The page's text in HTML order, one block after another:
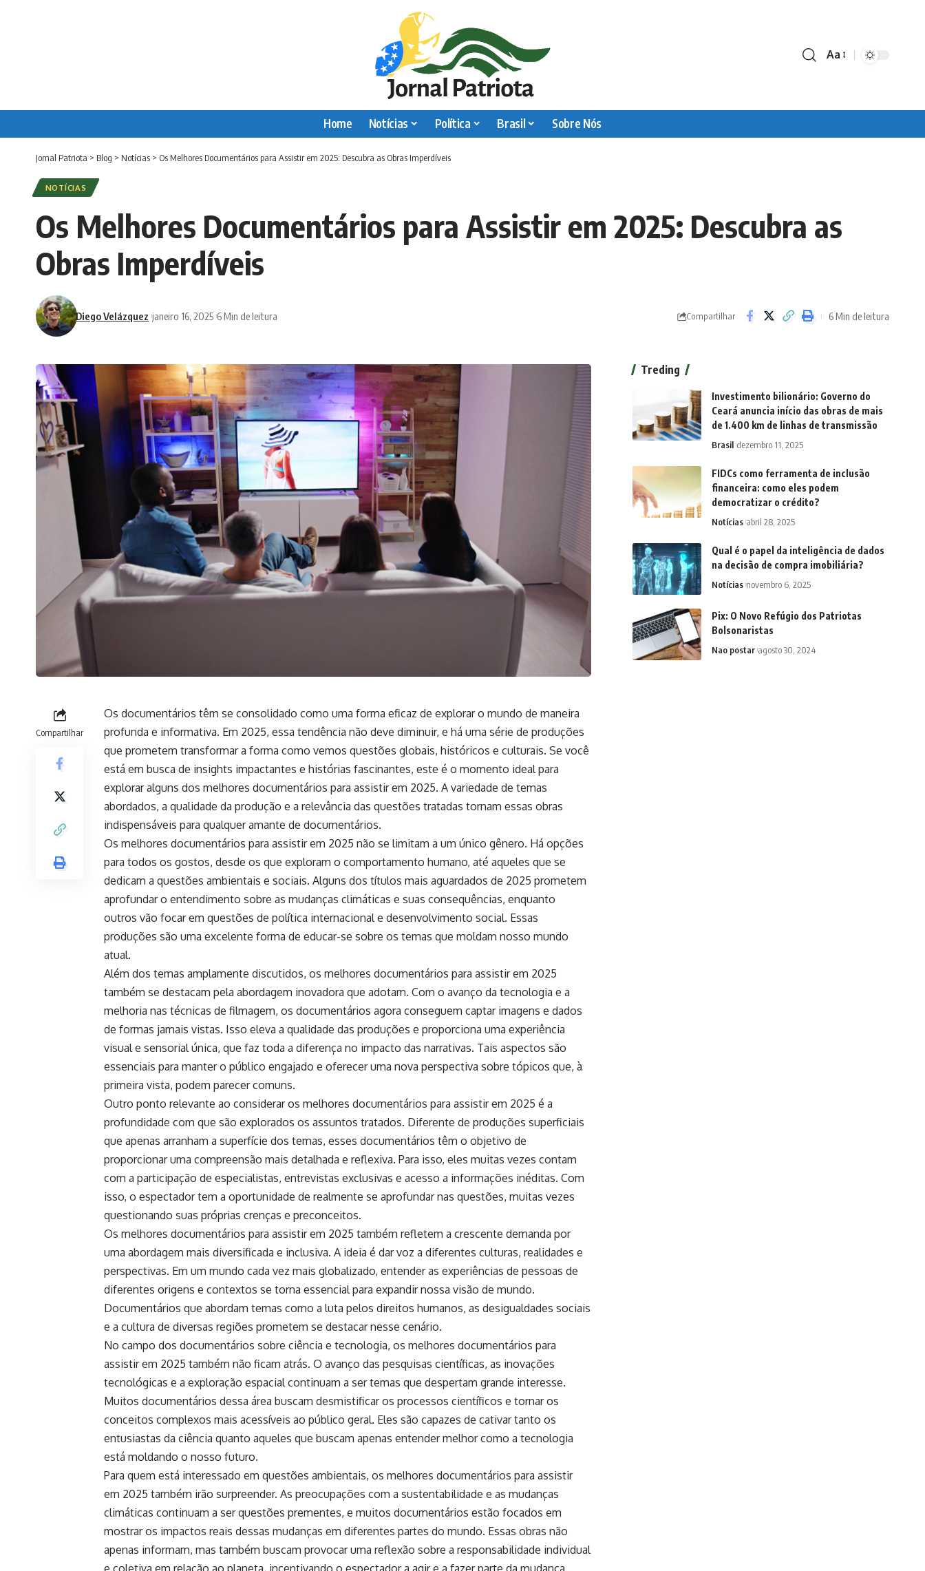
Font
Aa
Home Notícias Política Brasil Sobre Nós
Jornal Patriota > Blog > Notícias > Os Melhores Documentários para Assistir em 2025: Descubra as Obras Imperdíveis
NOTÍCIAS
Os Melhores Documentários para Assistir em 2025: Descubra as
Obras Imperdíveis
Diego Velázquez janeiro 16, 2025 6 Min de leitura Compartilhar 6 Min de leitura
Compartilhar
Os documentários têm se consolidado como uma forma eficaz de explorar o mundo de maneira
profunda e informativa. Em 2025, essa tendência não deve diminuir, e há uma série de produções
que prometem transformar a forma como vemos questões globais, históricos e culturais. Se você
está em busca de insights impactantes e histórias fascinantes, este é o momento ideal para
explorar alguns dos melhores documentários para assistir em 2025. A variedade de temas
abordados, a qualidade da produção e a relevância das questões tratadas tornam essas obras
indispensáveis para qualquer amante de documentários.
Os melhores documentários para assistir em 2025 não se limitam a um único gênero. Há opções
para todos os gostos, desde os que exploram o comportamento humano, até aqueles que se
dedicam a questões ambientais e sociais. Alguns dos títulos mais aguardados de 2025 prometem
aprofundar o entendimento sobre as mudanças climáticas e suas consequências, enquanto
outros vão focar em questões de política internacional e desenvolvimento social. Essas
produções são uma excelente forma de educar-se sobre os temas que moldam nosso mundo
atual.
Além dos temas amplamente discutidos, os melhores documentários para assistir em 2025
também se destacam pela abordagem inovadora que adotam. Com o avanço da tecnologia e a
melhoria nas técnicas de filmagem, os documentários agora conseguem captar imagens e dados
de formas jamais vistas. Isso eleva a qualidade das produções e proporciona uma experiência
visual e sensorial única, que faz toda a diferença no impacto das narrativas. Tais aspectos são
essenciais para manter o público engajado e oferecer uma nova perspectiva sobre tópicos que, à
primeira vista, podem parecer comuns.
Outro ponto relevante ao considerar os melhores documentários para assistir em 2025 é a
profundidade com que são explorados os assuntos tratados. Diferente de produções superficiais
que apenas arranham a superfície dos temas, esses documentários têm o objetivo de
proporcionar uma compreensão mais detalhada e reflexiva. Para isso, eles muitas vezes contam
com a participação de especialistas, entrevistas exclusivas e acesso a informações inéditas. Com
isso, o espectador tem a oportunidade de realmente se aprofundar nas questões, muitas vezes
questionando suas próprias crenças e preconceitos.
Os melhores documentários para assistir em 2025 também refletem a crescente demanda por
uma abordagem mais diversificada e inclusiva. A ideia é dar voz a diferentes culturas, realidades e
perspectivas. Em um mundo cada vez mais globalizado, entender as experiências de pessoas de
diferentes origens e contextos se torna essencial para expandir nossa visão de mundo.
Documentários que abordam temas como a luta pelos direitos humanos, as desigualdades sociais
e a cultura de diversas regiões prometem se destacar nesse cenário.
No campo dos documentários sobre ciência e tecnologia, os melhores documentários para
assistir em 2025 também não ficam atrás. O avanço das pesquisas científicas, as inovações
tecnológicas e a exploração espacial continuam a ser temas que despertam grande interesse.
Muitos documentários dessa área buscam desmistificar os processos científicos e tornar os
conceitos complexos mais acessíveis ao público geral. Eles são capazes de cativar tanto os
entusiastas da ciência quanto aqueles que buscam apenas entender melhor como a tecnologia
está moldando o nosso futuro.
Para quem está interessado em questões ambientais, os melhores documentários para assistir
em 2025 também irão surpreender. As preocupações com a sustentabilidade e as mudanças
climáticas continuam a ser questões prementes, e muitos documentários estão focados em
mostrar os impactos reais dessas mudanças em diferentes partes do mundo. Essas obras não
apenas informam, mas também buscam provocar uma reflexão sobre a responsabilidade individual
e coletiva em relação ao planeta, incentivando o espectador a agir e a fazer parte da mudança.
Treding
Investimento bilionário: Governo do
Ceará anuncia início das obras de mais
de 1.400 km de linhas de transmissão
Brasil dezembro 11, 2025
FIDCs como ferramenta de inclusão
financeira: como eles podem
democratizar o crédito?
Notícias abril 28, 2025
Qual é o papel da inteligência de dados
na decisão de compra imobiliária?
Notícias novembro 6, 2025
Pix: O Novo Refúgio dos Patriotas
Bolsonaristas
Nao postar agosto 30, 2024